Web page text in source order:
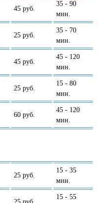
45 руб.
35 - 90
мин.
25 руб.
35 - 70
мин.
45 руб.
45 - 120
мин.
25 руб.
15 - 80
мин.
60 руб.
45 - 120
мин.
25 руб.
15 - 35
мин.
15 - 55